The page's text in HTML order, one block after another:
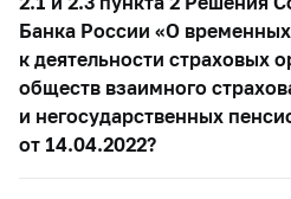
Банка России «О
к деятельности страховых
обществ взаимного
и негосударственных
от 14.04.2022?